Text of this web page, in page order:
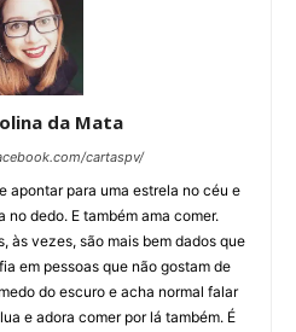
da Mata
cartaspv/
apontar para uma estrela no céu e
dedo. E também ama comer.
às vezes, são mais bem dados que
em pessoas que não gostam de
do escuro e acha normal falar
e adora comer por lá também. É